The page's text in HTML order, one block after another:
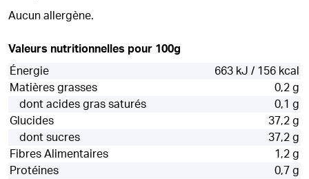
Aucun allergène.
Valeurs nutritionnelles pour 100g
Énergie
663 kJ / 156 kcal
Matières grasses
0,2 g
dont acides gras saturés
0,1 g
Glucides
37,2 g
dont sucres
37,2 g
Fibres Alimentaires
1,2 g
Protéines
0,7 g